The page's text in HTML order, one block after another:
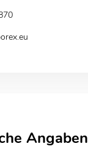
Angaben